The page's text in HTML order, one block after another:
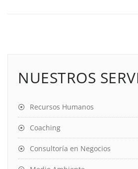
NUESTROS
Recursos Humanos
Coaching
Consultoría en Negocios